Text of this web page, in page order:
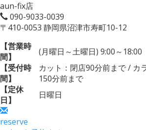
aun-fix店
090-9033-0039
〒410-0053 静岡県沼津市寿町10-12
【営業時
間】
(月曜日～土曜日) 9:00～18:00
【受付時
間】
カット：閉店90分前まで / カ
150分前まで
【定休
日】
日曜日
reserve